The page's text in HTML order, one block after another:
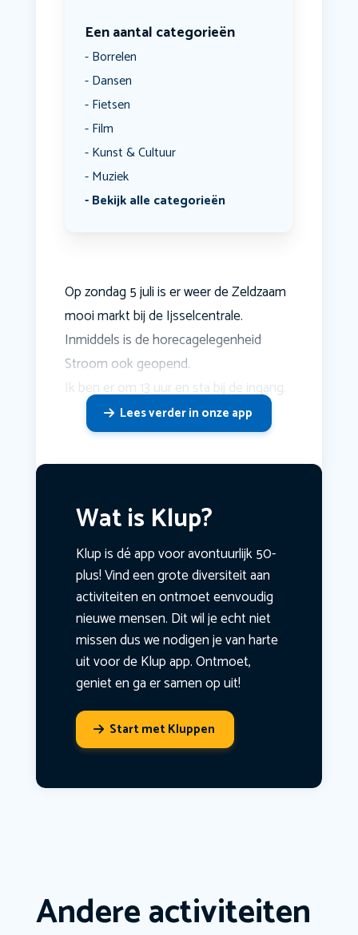
Een aantal categorieën
Borrelen
Dansen
Fietsen
Film
Kunst & Cultuur
Muziek
Bekijk alle categorieën
Op zondag 5 juli is er weer de Zeldzaam
mooi markt bij de Ijsselcentrale.
Inmiddels is de horecagelegenheid
Stroom ook geopend.
Ik ben er om 13 uur en sta bij de ingang.
Lees verder in onze app
Wat is Klup?
Klup is dé app voor avontuurlijk 50-
plus! Vind een grote diversiteit aan
activiteiten en ontmoet eenvoudig
nieuwe mensen. Dit wil je echt niet
missen dus we nodigen je van harte
uit voor de Klup app. Ontmoet,
geniet en ga er samen op uit!
Start met Kluppen
Andere activiteiten